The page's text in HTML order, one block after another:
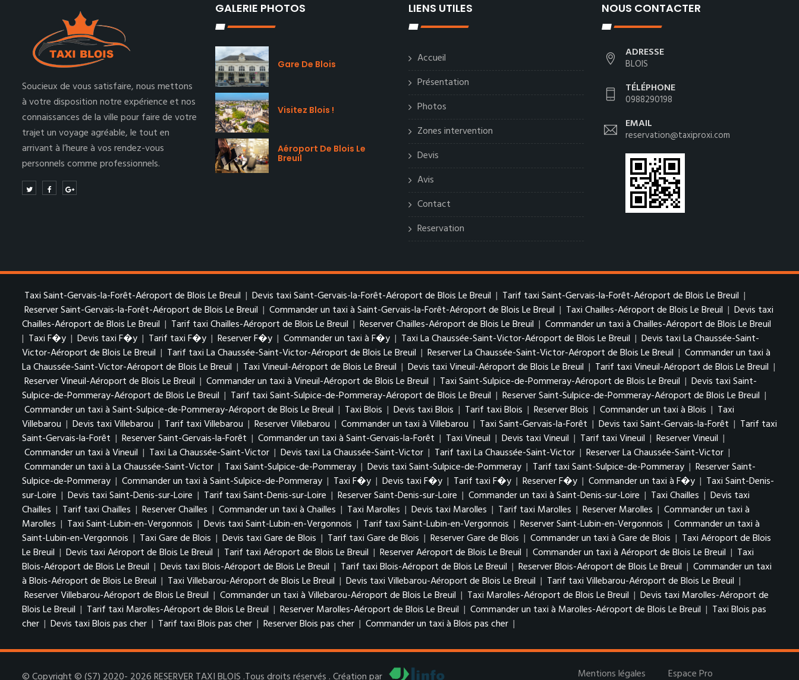
Soucieux de vous satisfaire, nous mettons
à votre disposition notre expérience et nos
connaissances de la ville pour faire de votre
trajet un voyage agréable, le tout en
arrivant à l’heure à vos rendez-vous
personnels comme professionnels.
GALERIE PHOTOS
Gare De Blois
Visitez Blois !
Aéroport De Blois Le
Breuil
LIENS UTILES
Accueil
Présentation
Photos
Zones intervention
Devis
Avis
Contact
Reservation
NOUS CONTACTER
ADRESSE
BLOIS
TÉLÉPHONE
0988290198
EMAIL
reservation@taxiproxi.com
Taxi Saint-Gervais-la-Forêt-Aéroport de Blois Le Breuil | Devis taxi Saint-Gervais-la-Forêt-Aéroport de Blois Le Breuil | Tarif taxi Saint-Gervais-la-Forêt-Aéroport de Blois Le Breuil |
Reserver Saint-Gervais-la-Forêt-Aéroport de Blois Le Breuil | Commander un taxi à Saint-Gervais-la-Forêt-Aéroport de Blois Le Breuil | Taxi Chailles-Aéroport de Blois Le Breuil | Devis taxi
Chailles-Aéroport de Blois Le Breuil | Tarif taxi Chailles-Aéroport de Blois Le Breuil | Reserver Chailles-Aéroport de Blois Le Breuil | Commander un taxi à Chailles-Aéroport de Blois Le Breuil
| Taxi F�y | Devis taxi F�y | Tarif taxi F�y | Reserver F�y | Commander un taxi à F�y | Taxi La Chaussée-Saint-Victor-Aéroport de Blois Le Breuil | Devis taxi La Chaussée-Saint-
Victor-Aéroport de Blois Le Breuil | Tarif taxi La Chaussée-Saint-Victor-Aéroport de Blois Le Breuil | Reserver La Chaussée-Saint-Victor-Aéroport de Blois Le Breuil | Commander un taxi à
La Chaussée-Saint-Victor-Aéroport de Blois Le Breuil | Taxi Vineuil-Aéroport de Blois Le Breuil | Devis taxi Vineuil-Aéroport de Blois Le Breuil | Tarif taxi Vineuil-Aéroport de Blois Le Breuil |
Reserver Vineuil-Aéroport de Blois Le Breuil | Commander un taxi à Vineuil-Aéroport de Blois Le Breuil | Taxi Saint-Sulpice-de-Pommeray-Aéroport de Blois Le Breuil | Devis taxi Saint-
Sulpice-de-Pommeray-Aéroport de Blois Le Breuil | Tarif taxi Saint-Sulpice-de-Pommeray-Aéroport de Blois Le Breuil | Reserver Saint-Sulpice-de-Pommeray-Aéroport de Blois Le Breuil |
Commander un taxi à Saint-Sulpice-de-Pommeray-Aéroport de Blois Le Breuil | Taxi Blois | Devis taxi Blois | Tarif taxi Blois | Reserver Blois | Commander un taxi à Blois | Taxi
Villebarou | Devis taxi Villebarou | Tarif taxi Villebarou | Reserver Villebarou | Commander un taxi à Villebarou | Taxi Saint-Gervais-la-Forêt | Devis taxi Saint-Gervais-la-Forêt | Tarif taxi
Saint-Gervais-la-Forêt | Reserver Saint-Gervais-la-Forêt | Commander un taxi à Saint-Gervais-la-Forêt | Taxi Vineuil | Devis taxi Vineuil | Tarif taxi Vineuil | Reserver Vineuil |
Commander un taxi à Vineuil | Taxi La Chaussée-Saint-Victor | Devis taxi La Chaussée-Saint-Victor | Tarif taxi La Chaussée-Saint-Victor | Reserver La Chaussée-Saint-Victor |
Commander un taxi à La Chaussée-Saint-Victor | Taxi Saint-Sulpice-de-Pommeray | Devis taxi Saint-Sulpice-de-Pommeray | Tarif taxi Saint-Sulpice-de-Pommeray | Reserver Saint-
Sulpice-de-Pommeray | Commander un taxi à Saint-Sulpice-de-Pommeray | Taxi F�y | Devis taxi F�y | Tarif taxi F�y | Reserver F�y | Commander un taxi à F�y | Taxi Saint-Denis-
sur-Loire | Devis taxi Saint-Denis-sur-Loire | Tarif taxi Saint-Denis-sur-Loire | Reserver Saint-Denis-sur-Loire | Commander un taxi à Saint-Denis-sur-Loire | Taxi Chailles | Devis taxi
Chailles | Tarif taxi Chailles | Reserver Chailles | Commander un taxi à Chailles | Taxi Marolles | Devis taxi Marolles | Tarif taxi Marolles | Reserver Marolles | Commander un taxi à
Marolles | Taxi Saint-Lubin-en-Vergonnois | Devis taxi Saint-Lubin-en-Vergonnois | Tarif taxi Saint-Lubin-en-Vergonnois | Reserver Saint-Lubin-en-Vergonnois | Commander un taxi à
Saint-Lubin-en-Vergonnois | Taxi Gare de Blois | Devis taxi Gare de Blois | Tarif taxi Gare de Blois | Reserver Gare de Blois | Commander un taxi à Gare de Blois | Taxi Aéroport de Blois
Le Breuil | Devis taxi Aéroport de Blois Le Breuil | Tarif taxi Aéroport de Blois Le Breuil | Reserver Aéroport de Blois Le Breuil | Commander un taxi à Aéroport de Blois Le Breuil | Taxi
Blois-Aéroport de Blois Le Breuil | Devis taxi Blois-Aéroport de Blois Le Breuil | Tarif taxi Blois-Aéroport de Blois Le Breuil | Reserver Blois-Aéroport de Blois Le Breuil | Commander un taxi
à Blois-Aéroport de Blois Le Breuil | Taxi Villebarou-Aéroport de Blois Le Breuil | Devis taxi Villebarou-Aéroport de Blois Le Breuil | Tarif taxi Villebarou-Aéroport de Blois Le Breuil |
Reserver Villebarou-Aéroport de Blois Le Breuil | Commander un taxi à Villebarou-Aéroport de Blois Le Breuil | Taxi Marolles-Aéroport de Blois Le Breuil | Devis taxi Marolles-Aéroport de
Blois Le Breuil | Tarif taxi Marolles-Aéroport de Blois Le Breuil | Reserver Marolles-Aéroport de Blois Le Breuil | Commander un taxi à Marolles-Aéroport de Blois Le Breuil | Taxi Blois pas
cher | Devis taxi Blois pas cher | Tarif taxi Blois pas cher | Reserver Blois pas cher | Commander un taxi à Blois pas cher |
© Copyright © (S7) 2020- 2026 RESERVER TAXI BLOIS .Tous droits réservés . Création par Mentions légales Espace Pro